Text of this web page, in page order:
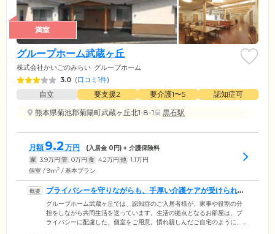
満室
グループホーム武蔵ヶ丘
株式会社かいごのみらい グループホーム
3.0 (口コミ1件)
自立 要支援2 要介護1〜5
認知症可
熊本県菊池郡菊陽町武蔵ヶ丘北1-8-1
黒石駅
月額 9.2 万円 (入居金 0円) + 介護保険料
家 3.9万円 管 0万円 食 4.2万円 他 1.1万円
個室 / 9m2 / 基本プラン
プライバシーを守りながらも、手厚い介護ケアが受けられる
住まいです
グループホーム武蔵ヶ丘では、認知症のご入居者様が、家事や役割の分
担をしながら共同生活を送っています。生活の拠点となるお部屋は、プ
ライバシーに配慮した、個室をご用意。慣れ親しんだご自宅のように、